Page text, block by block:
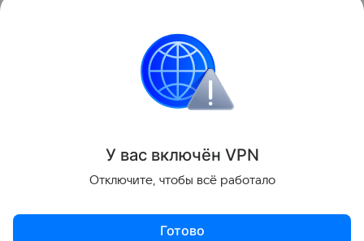
определен эволюционный предел вируса COVID-
У вас включён VPN
Отключите, чтобы всё работало
Готово